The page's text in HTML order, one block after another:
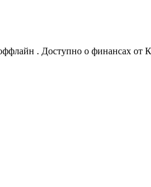
. Доступно о финансах от